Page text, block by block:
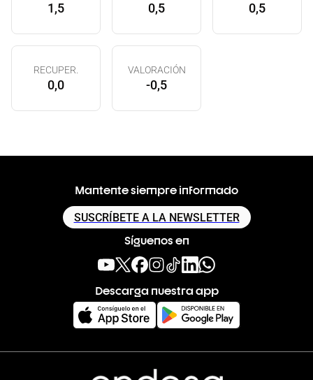
1,5 0,5 0,5
RECUPER.
0,0
VALORACIÓN
-0,5
Mantente siempre informado
SUSCRÍBETE A LA NEWSLETTER
Síguenos en
Descarga nuestra app